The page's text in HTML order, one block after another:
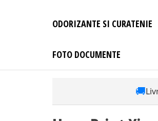
ODORIZANTE SI CURATENIE
FOTO DOCUMENTE
🚚